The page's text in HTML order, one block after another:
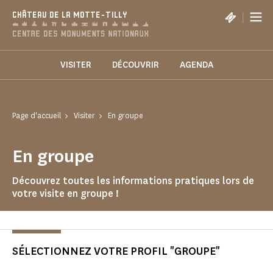
CHÂTEAU DE LA MOTTE-TILLY |
VISITER DÉCOUVRIR AGENDA
Page d'accueil Visiter En groupe
En groupe
Découvrez toutes les informations pratiques lors de
votre visite en groupe !
SÉLECTIONNEZ VOTRE PROFIL "GROUPE"